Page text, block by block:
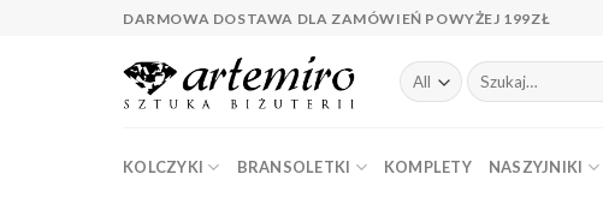
DARMOWA DOSTAWA DLA ZAMÓWIEŃ POWYŻEJ 199ZŁ
Szukaj:
KOLCZYKI BRANSOLETKI KOMPLETY NASZYJNIKI